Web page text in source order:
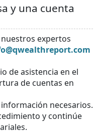
y una cuenta
expertos
de asistencia en el
de cuentas en
necesarios.
y continúe